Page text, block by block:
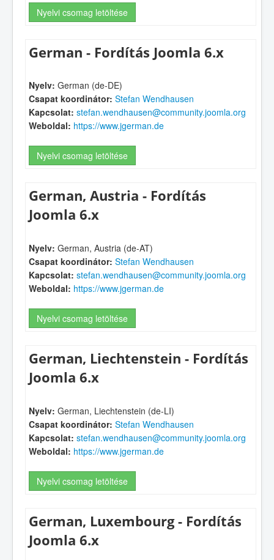
Nyelvi csomag letöltése
German - Fordítás Joomla 6.x
Nyelv: German (de-DE)
Csapat koordinátor: Stefan Wendhausen
Kapcsolat: stefan.wendhausen@community.joomla.org
Weboldal: https://www.jgerman.de
Nyelvi csomag letöltése
German, Austria - Fordítás
Joomla 6.x
Nyelv: German, Austria (de-AT)
Csapat koordinátor: Stefan Wendhausen
Kapcsolat: stefan.wendhausen@community.joomla.org
Weboldal: https://www.jgerman.de
Nyelvi csomag letöltése
German, Liechtenstein - Fordítás
Joomla 6.x
Nyelv: German, Liechtenstein (de-LI)
Csapat koordinátor: Stefan Wendhausen
Kapcsolat: stefan.wendhausen@community.joomla.org
Weboldal: https://www.jgerman.de
Nyelvi csomag letöltése
German, Luxembourg - Fordítás
Joomla 6.x